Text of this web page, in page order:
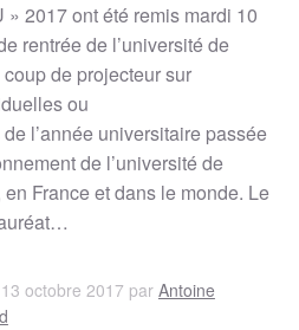
» 2017 ont été remis mardi 10
rentrée de l’université de
de projecteur sur
ou
l’année universitaire passée
de l’université de
France et dans le monde. Le
octobre 2017 parAntoine